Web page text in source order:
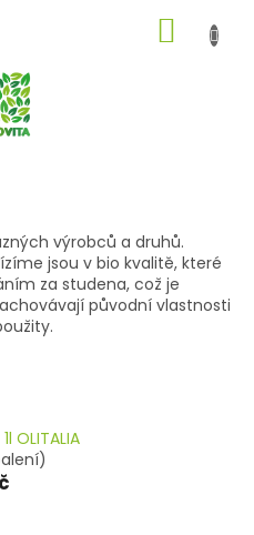
KOŠÍK
výrobců a druhů.
jsou v bio kvalitě, které
za studena, což je
původní vlastnosti
OLITALIA